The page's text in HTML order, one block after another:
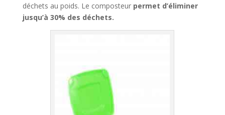
déchets au poids. Le composteur permet d’éliminer
jusqu’à 30% des déchets.